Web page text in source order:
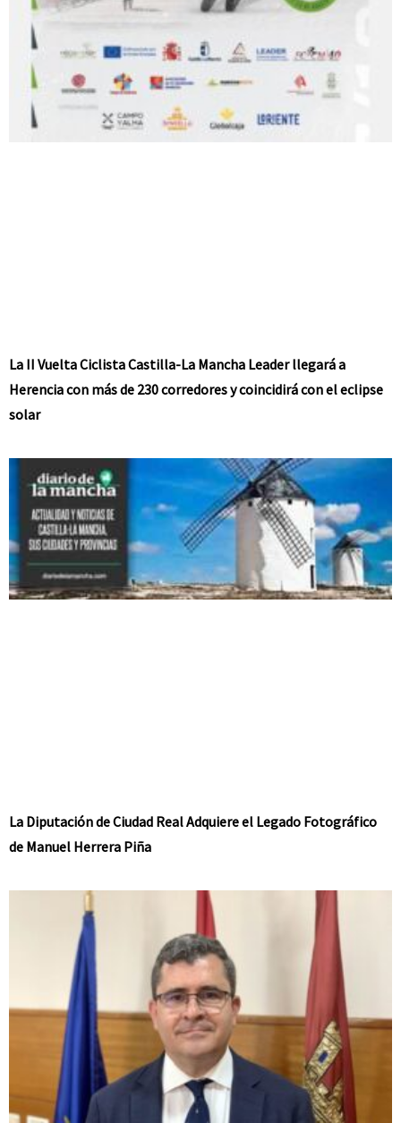
La II Vuelta Ciclista Castilla-La Mancha Leader llegará a
Herencia con más de 230 corredores y coincidirá con el eclipse
solar
La Diputación de Ciudad Real Adquiere el Legado Fotográfico
de Manuel Herrera Piña